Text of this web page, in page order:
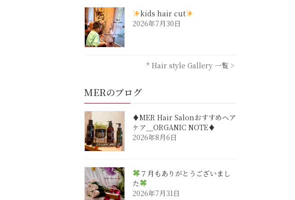
kids hair cut
2026年7月30日
* Hair style Gallery 一覧 >
MERのブログ
♦︎MER Hair Salonおすすめヘア
ケア＿ORGANIC NOTE♦︎
2026年8月6日
７月もありがとうございまし
た
2026年7月31日